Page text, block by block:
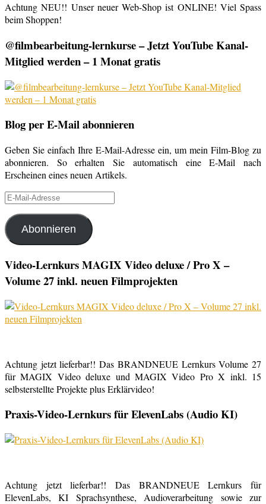
Achtung NEU!! Unser neuer Web-Shop ist ONLINE! Viel Spass
beim Shoppen!
@filmbearbeitung-lernkurse – Jetzt YouTube Kanal-
Mitglied werden – 1 Monat gratis
Blog per E-Mail abonnieren
Geben Sie einfach Ihre E-Mail-Adresse ein, um mein Film-Blog zu
abonnieren. So erhalten Sie automatisch eine E-Mail nach
Erscheinen eines neuen Artikels.
E-
Adresse
Abonnieren
Video-Lernkurs MAGIX Video deluxe / Pro X –
Volume 27 inkl. neuen Filmprojekten
Achtung jetzt lieferbar!! Das BRANDNEUE Lernkurs Volume 27
für MAGIX Video deluxe und MAGIX Video Pro X inkl. 15
selbsterstellte Projekte plus Erklärvideo!
Praxis-Video-Lernkurs für ElevenLabs (Audio KI)
Achtung jetzt lieferbar!! Das BRANDNEUE Lernkurs für
ElevenLabs, KI Sprachsynthese, Audioverarbeitung sowie zur